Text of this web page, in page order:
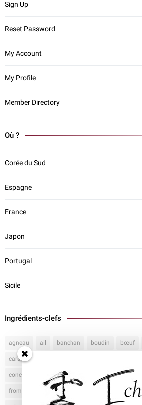
Sign Up
Reset Password
My Account
My Profile
Member Directory
Où ?
Corée du Sud
Espagne
France
Japon
Portugal
Sicile
Ingrédients-clefs
agneau ail banchan boudin bœuf
caramel
concombre crevette cuisine moderniste
fromage glace katsuobushi